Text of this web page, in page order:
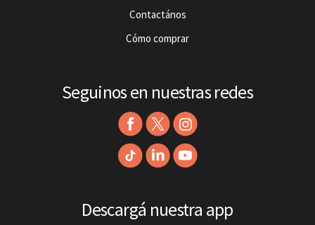
Contactános
Cómo comprar
Seguinos en nuestras redes
Descargá nuestra app